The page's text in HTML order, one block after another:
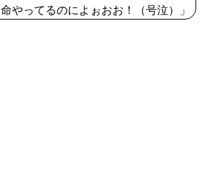
命やってるのによぉおお！（号泣）」